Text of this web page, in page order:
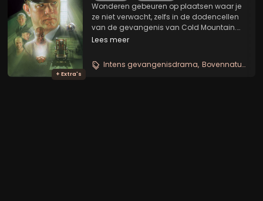
+ Extra's
Wonderen gebeuren op plaatsen waar je
ze niet verwacht, zelfs in de dodencellen
van de gevangenis van Cold Mountain.
Daar brengt John Coffey, een
met bovennatuurlijke krachten, een geest
van innerlijke kracht en...
Lees meer
Intens gevangenisdrama Bovennatuurlijk emotioneel